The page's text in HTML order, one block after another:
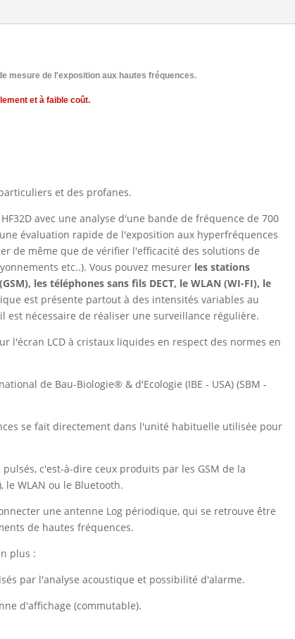
mesure de l'exposition aux hautes fréquences.
et à faible coût.
et des profanes.
avec une analyse d'une bande de fréquence de 700
évaluation rapide de l'exposition aux hyperfréquences
de même que de vérifier l'efficacité des solutions de
etc..). Vous pouvez mesurer les stations
les téléphones sans fils DECT, le WLAN (WI-FI), le
est présente partout à des intensités variables au
nécessaire de réaliser une surveillance régulière.
l'écran LCD à cristaux liquides en respect des normes en
de Bau-Biologie® & d'Ecologie (IBE - USA) (SBM -
se fait directement dans l'unité habituelle utilisée pour
c'est-à-dire ceux produits par les GSM de la
le WLAN ou le Bluetooth.
une antenne Log périodique, qui se retrouve être
de hautes fréquences.
plus :
par l'analyse acoustique et possibilité d'alarme.
d'affichage (commutable).